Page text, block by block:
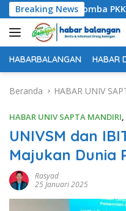
Langsung
ke
konten
Breaking News
di Dua Lomba PKK
HABARBALANGAN HABAR
Beranda HABAR UNIV
HABAR UNIV SAPTA MANDIRI,
UNIVSM dan
Majukan Dunia
Rasyad
25 Januari 2025